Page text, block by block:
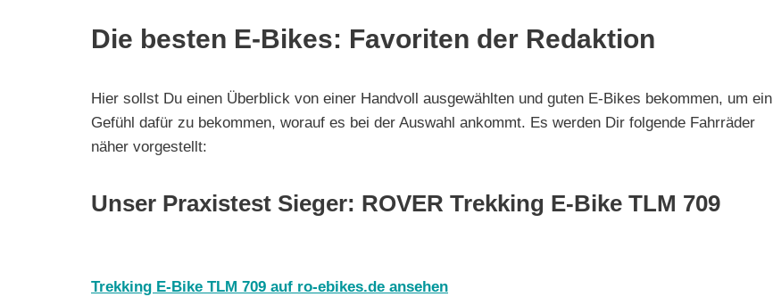
Die besten E-Bikes: Favoriten der Redaktion
Hier sollst Du einen Überblick von einer Handvoll ausgewählten und guten E-Bikes bekommen, um ein
Gefühl dafür zu bekommen, worauf es bei der Auswahl ankommt. Es werden Dir folgende Fahrräder
näher vorgestellt:
Unser Praxistest Sieger: ROVER Trekking E-Bike TLM 709
Trekking E-Bike TLM 709 auf ro-ebikes.de ansehen